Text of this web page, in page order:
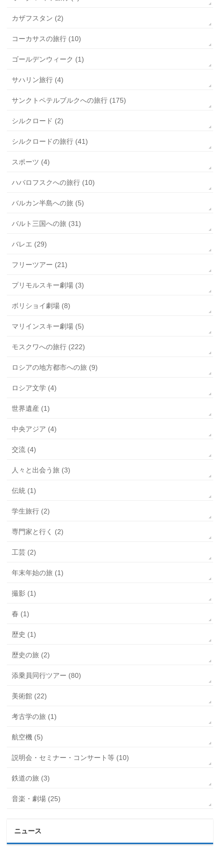
カザフスタン (2)
コーカサスの旅行 (10)
ゴールデンウィーク (1)
サハリン旅行 (4)
サンクトペテルブルクへの旅行 (175)
シルクロード (2)
シルクロードの旅行 (41)
スポーツ (4)
ハバロフスクへの旅行 (10)
バルカン半島への旅 (5)
バルト三国への旅 (31)
バレエ (29)
フリーツアー (21)
プリモルスキー劇場 (3)
ボリショイ劇場 (8)
マリインスキー劇場 (5)
モスクワへの旅行 (222)
ロシアの地方都市への旅 (9)
ロシア文学 (4)
世界遺産 (1)
中央アジア (4)
交流 (4)
人々と出会う旅 (3)
伝統 (1)
学生旅行 (2)
専門家と行く (2)
工芸 (2)
年末年始の旅 (1)
撮影 (1)
春 (1)
歴史 (1)
歴史の旅 (2)
添乗員同行ツアー (80)
美術館 (22)
考古学の旅 (1)
航空機 (5)
説明会・セミナー・コンサート等 (10)
鉄道の旅 (3)
音楽・劇場 (25)
ニュース